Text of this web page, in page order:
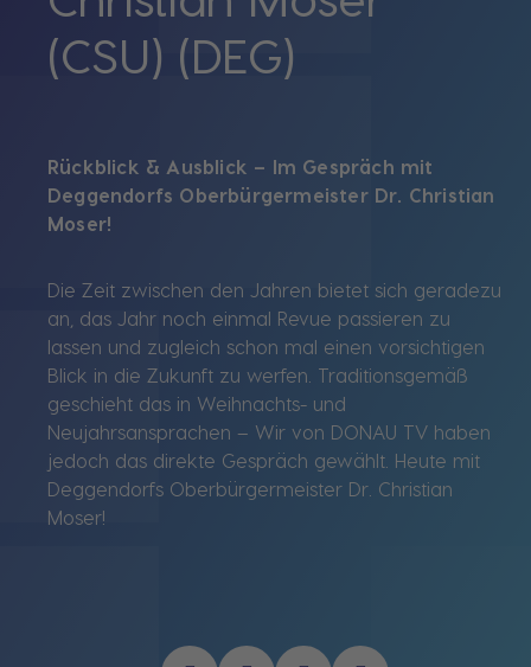
(CSU) (DEG)
Rückblick & Ausblick – Im Gespräch mit
Deggendorfs Oberbürgermeister Dr. Christian
Moser!
Die Zeit zwischen den Jahren bietet sich geradezu
an, das Jahr noch einmal Revue passieren zu
lassen und zugleich schon mal einen vorsichtigen
Blick in die Zukunft zu werfen. Traditionsgemäß
geschieht das in Weihnachts- und
Neujahrsansprachen – Wir von DONAU TV haben
jedoch das direkte Gespräch gewählt. Heute mit
Deggendorfs Oberbürgermeister Dr. Christian
Moser!